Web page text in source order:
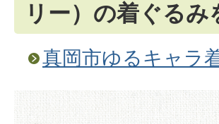
リー）の着ぐるみ
真岡市ゆるキャラ